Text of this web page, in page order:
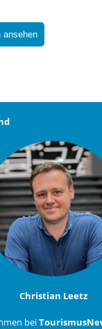
ansehen
Christian Leetz
bei